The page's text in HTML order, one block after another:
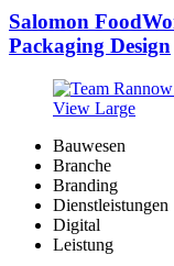
Salomon
Packaging Design
View Large
Bauwesen
Branche
Branding
Dienstleistungen
Digital
Leistung